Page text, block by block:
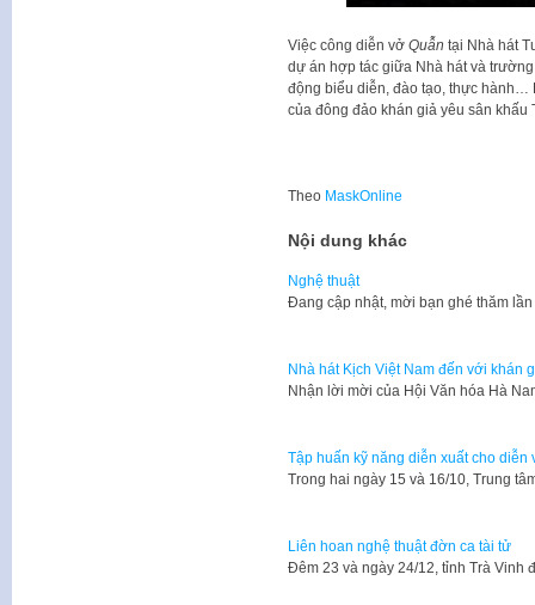
Việc công diễn vở Quẫn tại Nhà hát
dự án hợp tác giữa Nhà hát và
động biểu diễn, đào tạo, thực hành…
của đông đảo khán giả yêu sân khấu
Theo MaskOnline
Nội dung khác
Nghệ thuật
​Đang cập nhật, mời bạn ghé thăm lần
Nhà hát Kịch Việt Nam đến với khán
Nhận lời mời của Hội Văn hóa Hà
Tập huấn kỹ năng diễn xuất cho diễn
​Trong hai ngày 15 và 16/10, Trung
Liên hoan nghệ thuật đờn ca tài tử
​Đêm 23 và ngày 24/12, tỉnh Trà